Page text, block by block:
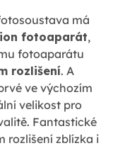
má
fotoaparát,
fotoaparátu
rozlišení. A
ve výchozím
velikost pro
Fantastické
rozlišení zblízka i